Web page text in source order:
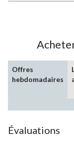
randonnée et la marche
Offres
hebdomadaires
Évaluations